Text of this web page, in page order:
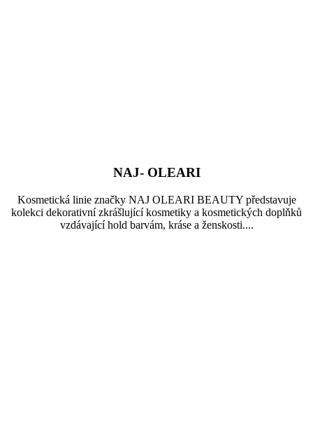
NAJ- OLEARI
Kosmetická linie značky NAJ OLEARI BEAUTY představuje
kolekci dekorativní zkrášlující kosmetiky a kosmetických doplňků
vzdávající hold barvám, kráse a ženskosti....